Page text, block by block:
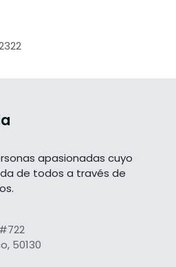
apasionadas cuyo
de todos a través de
50130